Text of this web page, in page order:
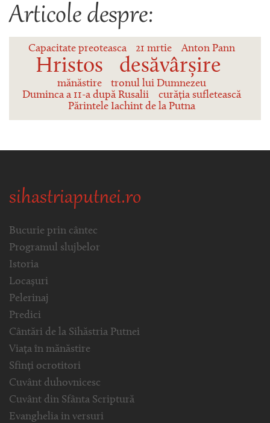
Articole despre:
Capacitate preoteasca 21 mrtie Anton Pann
Hristos desăvârșire
mănăstire
tronul lui Dumnezeu
Duminca a 11-a după Rusalii
curăția sufletească
Părintele Iachint de la Putna
sihastriaputnei.ro
Bucurie prin cântec
Programul slujbelor
Istoria
Locașuri
Pelerinaj
Predici
Cântări de la Sihăstria Putnei
Viața în mănăstire
Sfinți ocrotitori
Cuvânt duhovnicesc
Cuvânt din Sfânta Scriptură
Evanghelia in versuri